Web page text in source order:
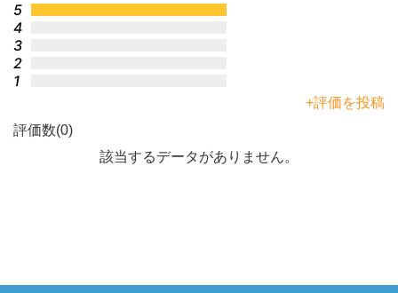
5
4
3
2
1
+評価を投稿
評価数(0)
該当するデータがありません。